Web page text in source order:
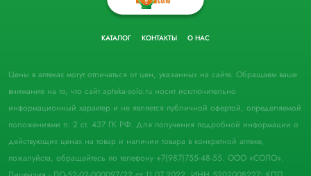
КАТАЛОГ КОНТАКТЫ О НАС
Цены в аптеках могут отличаться от цен, указанных на сайте. Обращаем ваше
внимание на то, что сайт apteka-solo.ru носит исключительно
информационный характер и не является публичной офертой, определяемой
положениями п. 2 ст. 437 ГК РФ. Для получения подробной информации о
действующих ценах на товар и наличии товара в конкретной аптеке,
пожалуйста, обращайтесь по телефону +7(987)755-48-55. ООО «СОЛО».